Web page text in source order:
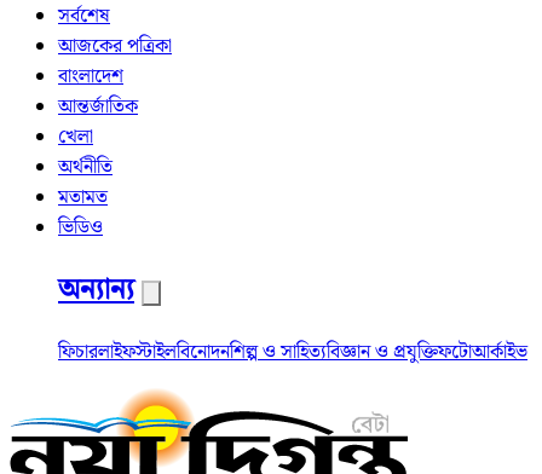
সর্বশেষ
আজকের পত্রিকা
বাংলাদেশ
আন্তর্জাতিক
খেলা
অর্থনীতি
মতামত
ভিডিও
অন্যান্য
ফিচারলাইফস্টাইলবিনোদনশিল্প ও সাহিত্যবিজ্ঞান ও প্রযুক্তিফটোআর্কাইভ